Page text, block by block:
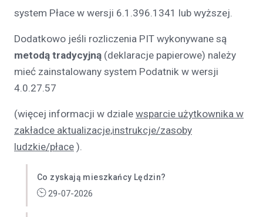
system Płace w wersji 6.1.396.1341 lub wyższej.
Dodatkowo jeśli rozliczenia PIT wykonywane są
metodą tradycyjną (deklaracje papierowe) należy
mieć zainstalowany system Podatnik w wersji
4.0.27.57
(więcej informacji w dziale wsparcie użytkownika w
zakładce aktualizacje,instrukcje/zasoby
ludzkie/płace ).
Co zyskają mieszkańcy Lędzin?
29-07-2026